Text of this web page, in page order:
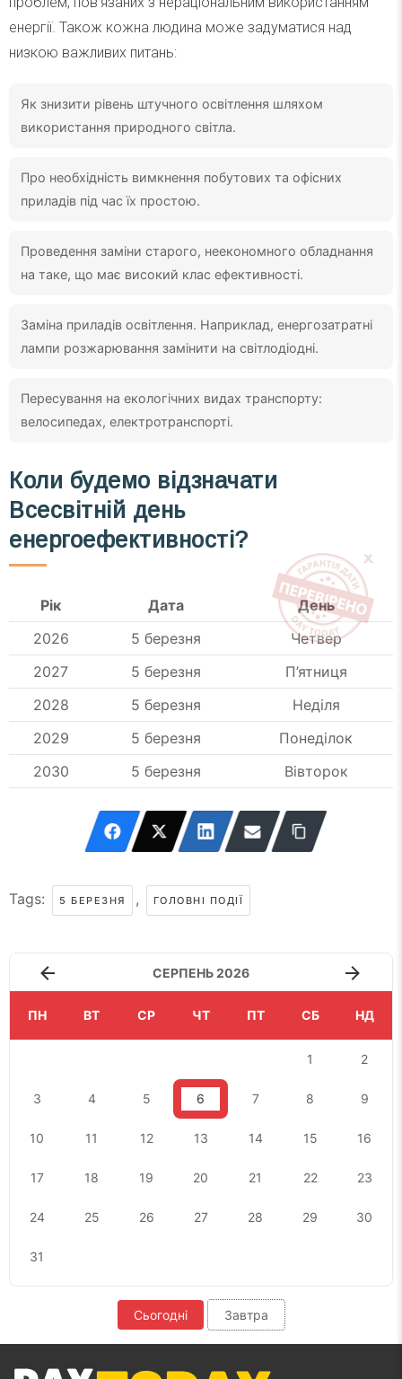
енергії. Також кожна людина може задуматися над
низкою важливих питань:
Як знизити рівень штучного освітлення шляхом
використання природного світла.
Про необхідність вимкнення побутових та офісних
приладів під час їх простою.
Проведення заміни старого, неекономного обладнання
на таке, що має високий клас ефективності.
Заміна приладів освітлення. Наприклад, енергозатратні
лампи розжарювання замінити на світлодіодні.
Пересування на екологічних видах транспорту:
велосипедах, електротранспорті.
Коли будемо відзначати
Всесвітній день
енергоефективності?
Рік Дата
День
2026
5 березня
Четвер
2027
5 березня
П’ятниця
2028
5 березня
Неділя
2029
5 березня
Понеділок
2030
5 березня Вівторок
Tags: 5 БЕРЕЗНЯ , ГОЛОВНІ ПОДІЇ
СЕРПЕНЬ 2026
ПН ВТ СР ЧТ ПТ СБ НД
1 2
3 4 5 6 7 8 9
10 11 12 13 14 15 16
17 18 19 20 21 22 23
24 25 26 27 28 29 30
31
Сьогодні Завтра